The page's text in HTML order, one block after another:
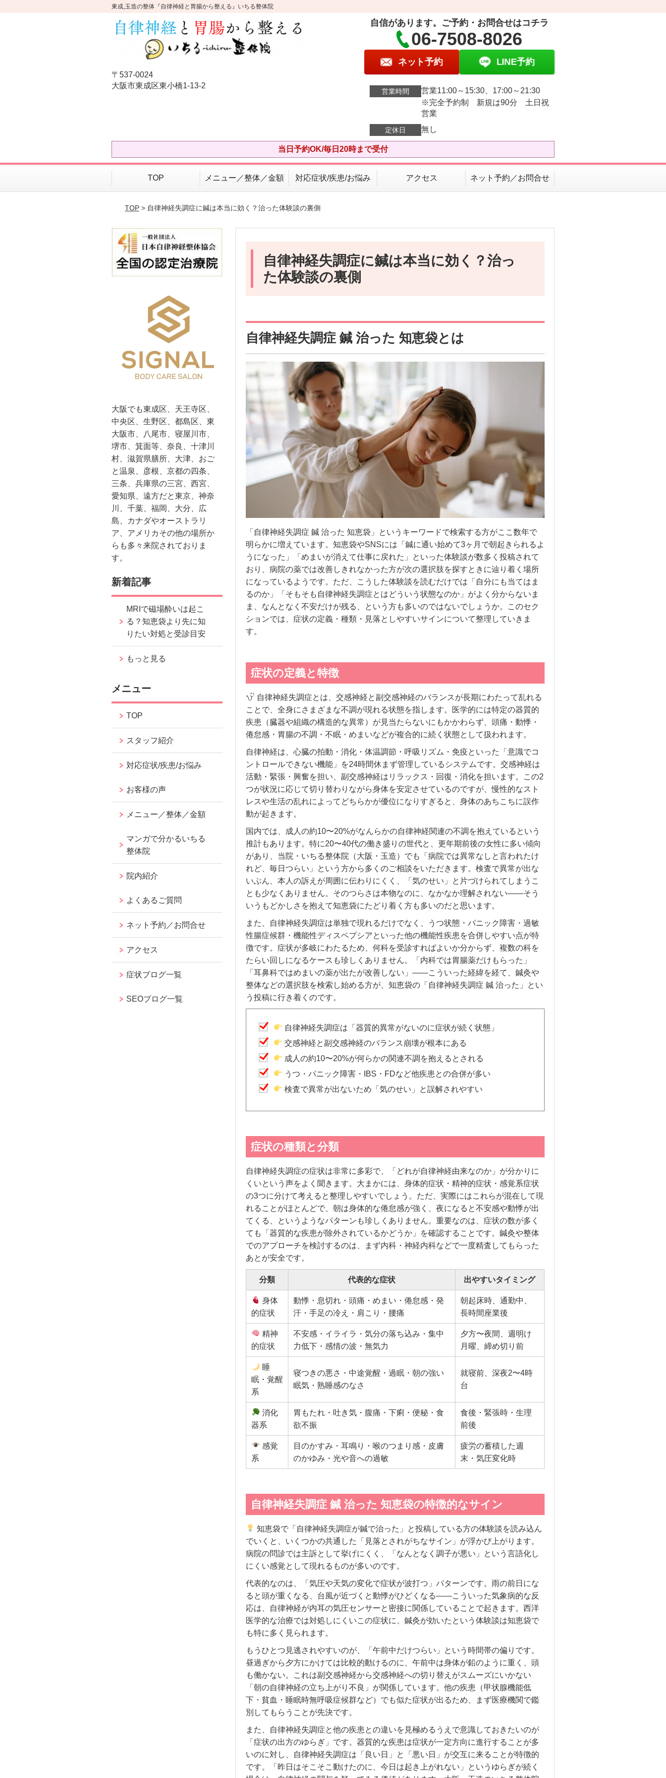
東成,玉造の整体『自律神経と胃腸から整える』いちる整体院
〒537-0024
大阪市東成区東小橋1-13-2
自信があります。ご予約・お問合せはコチラ
06-7508-8026
ネット予約 LINE予約
営業時間
営業11:00～15:30、17:00～21:30
※完全予約制 新規は90分 土日祝
営業
定休日 無し
当日予約OK/毎日20時まで受付
TOP メニュー／整体／金額 対応症状/疾患/お悩み アクセス ネット予約／お問合せ
TOP> 自律神経失調症に鍼は本当に効く？治った体験談の裏側
自律神経失調症に鍼は本当に効く？治っ
た体験談の裏側
自律神経失調症 鍼 治った 知恵袋とは
「自律神経失調症 鍼 治った 知恵袋」というキーワードで検索する方がここ数年で
明らかに増えています。知恵袋やSNSには「鍼に通い始めて3ヶ月で朝起きられるよ
うになった」「めまいが消えて仕事に戻れた」といった体験談が数多く投稿されて
おり、病院の薬では改善しきれなかった方が次の選択肢を探すときに辿り着く場所
になっているようです。ただ、こうした体験談を読むだけでは「自分にも当てはま
るのか」「そもそも自律神経失調症とはどういう状態なのか」がよく分からないま
ま、なんとなく不安だけが残る、という方も多いのではないでしょうか。このセク
ションでは、症状の定義・種類・見落としやすいサインについて整理していきま
す。
症状の定義と特徴
自律神経失調症とは、交感神経と副交感神経のバランスが長期にわたって乱れる
ことで、全身にさまざまな不調が現れる状態を指します。医学的には特定の器質的
疾患（臓器や組織の構造的な異常）が見当たらないにもかかわらず、頭痛・動悸・
倦怠感・胃腸の不調・不眠・めまいなどが複合的に続く状態として扱われます。
自律神経は、心臓の拍動・消化・体温調節・呼吸リズム・免疫といった「意識でコ
ントロールできない機能」を24時間休まず管理しているシステムです。交感神経は
活動・緊張・興奮を担い、副交感神経はリラックス・回復・消化を担います。この2
つが状況に応じて切り替わりながら身体を安定させているのですが、慢性的なスト
レスや生活の乱れによってどちらかが優位になりすぎると、身体のあちこちに誤作
動が起きます。
国内では、成人の約10〜20%がなんらかの自律神経関連の不調を抱えているという
推計もあります。特に20〜40代の働き盛りの世代と、更年期前後の女性に多い傾向
があり、当院・いちる整体院（大阪・玉造）でも「病院では異常なしと言われたけ
れど、毎日つらい」という方から多くのご相談をいただきます。検査で異常が出な
いぶん、本人の訴えが周囲に伝わりにくく、「気のせい」と片づけられてしまうこ
とも少なくありません。そのつらさは本物なのに、なかなか理解されない——そう
いうもどかしさを抱えて知恵袋にたどり着く方も多いのだと思います。
また、自律神経失調症は単独で現れるだけでなく、うつ状態・パニック障害・過敏
性腸症候群・機能性ディスペプシアといった他の機能性疾患を合併しやすい点が特
徴です。症状が多岐にわたるため、何科を受診すればよいか分からず、複数の科を
たらい回しになるケースも珍しくありません。「内科では胃腸薬だけもらった」
「耳鼻科ではめまいの薬が出たが改善しない」——こういった経緯を経て、鍼灸や
整体などの選択肢を検索し始める方が、知恵袋の「自律神経失調症 鍼 治った」とい
う投稿に行き着くのです。
自律神経失調症は「器質的異常がないのに症状が続く状態」
交感神経と副交感神経のバランス崩壊が根本にある
成人の約10〜20%が何らかの関連不調を抱えるとされる
うつ・パニック障害・IBS・FDなど他疾患との合併が多い
検査で異常が出ないため「気のせい」と誤解されやすい
症状の種類と分類
自律神経失調症の症状は非常に多彩で、「どれが自律神経由来なのか」が分かりに
くいという声をよく聞きます。大まかには、身体的症状・精神的症状・感覚系症状
の3つに分けて考えると整理しやすいでしょう。ただ、実際にはこれらが混在して現
れることがほとんどで、朝は身体的な倦怠感が強く、夜になると不安感や動悸が出
てくる、というようなパターンも珍しくありません。重要なのは、症状の数が多く
ても「器質的な疾患が除外されているかどうか」を確認することです。鍼灸や整体
でのアプローチを検討するのは、まず内科・神経内科などで一度精査してもらった
あとが安全です。
分類 代表的な症状 出やすいタイミング
身体
的症状
動悸・息切れ・頭痛・めまい・倦怠感・発
汗・手足の冷え・肩こり・腰痛
朝起床時、通勤中、
長時間座業後
精神
的症状
不安感・イライラ・気分の落ち込み・集中
力低下・感情の波・無気力
夕方〜夜間、週明け
月曜、締め切り前
睡
眠・覚醒
系
寝つきの悪さ・中途覚醒・過眠・朝の強い
眠気・熟睡感のなさ
就寝前、深夜2〜4時
台
消化
器系
胃もたれ・吐き気・腹痛・下痢・便秘・食
欲不振
食後・緊張時・生理
前後
感覚
系
目のかすみ・耳鳴り・喉のつまり感・皮膚
のかゆみ・光や音への過敏
疲労の蓄積した週
末・気圧変化時
自律神経失調症 鍼 治った 知恵袋の特徴的なサイン
知恵袋で「自律神経失調症が鍼で治った」と投稿している方の体験談を読み込ん
でいくと、いくつかの共通した「見落とされがちなサイン」が浮かび上がります。
病院の問診では主訴として挙げにくく、「なんとなく調子が悪い」という言語化し
にくい感覚として現れるものが多いのです。
代表的なのは、「気圧や天気の変化で症状が波打つ」パターンです。雨の前日にな
ると頭が重くなる、台風が近づくと動悸がひどくなる——こういった気象病的な反
応は、自律神経が内耳の気圧センサーと密接に関係していることで起きます。西洋
医学的な治療では対処しにくいこの症状に、鍼灸が効いたという体験談は知恵袋で
も特に多く見られます。
もうひとつ見逃されやすいのが、「午前中だけつらい」という時間帯の偏りです。
昼過ぎから夕方にかけては比較的動けるのに、午前中は身体が鉛のように重く、頭
も働かない。これは副交感神経から交感神経への切り替えがスムーズにいかない
「朝の自律神経の立ち上がり不良」が関係しています。他の疾患（甲状腺機能低
下・貧血・睡眠時無呼吸症候群など）でも似た症状が出るため、まず医療機関で鑑
別してもらうことが先決です。
また、自律神経失調症と他の疾患との違いを見極めるうえで意識しておきたいのが
「症状の出方のゆらぎ」です。器質的な疾患は症状が一定方向に進行することが多
いのに対し、自律神経失調症は「良い日」と「悪い日」が交互に来ることが特徴的
です。「昨日はそこそこ動けたのに、今日は起き上がれない」というゆらぎが続く
大阪でも東成区、天王寺区、
中央区、生野区、都島区、東
大阪市、八尾市、寝屋川市、
堺市、箕面等、奈良、十津川
村、滋賀県膳所、大津、おご
と温泉、彦根、京都の四条、
三条、兵庫県の三宮、西宮、
愛知県、遠方だと東京、神奈
川、千葉、福岡、大分、広
島、カナダやオーストラリ
ア、アメリカその他の場所か
らも多々来院されておりま
す。
新着記事
MRIで磁場酔いは起こ
る？知恵袋より先に知
りたい対処と受診目安
もっと見る
メニュー
TOP
スタッフ紹介
対応症状/疾患/お悩み
お客様の声
メニュー／整体／金額
マンガで分かるいちる
整体院
院内紹介
よくあるご質問
ネット予約／お問合せ
アクセス
症状ブログ一覧
SEOブログ一覧